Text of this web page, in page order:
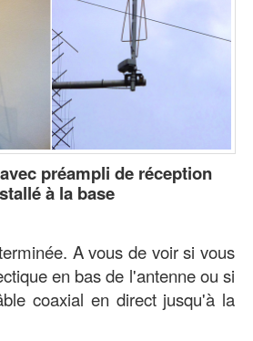
avec préampli de réception
à la base
A vous de voir si vous
en bas de l'antenne ou si
coaxial en direct jusqu'à la